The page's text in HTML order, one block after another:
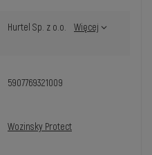
Hurtel Sp. z o.o. Więcej
5907769321009
Wozinsky Protect